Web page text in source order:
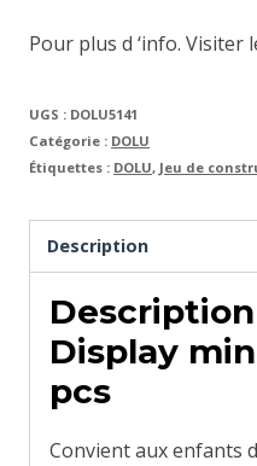
Pour plus d ‘info. Visiter
UGS : DOLU5141
Catégorie : DOLU
Étiquettes : DOLU, Jeu de
Description
Description
Display
pcs
Convient aux enfants